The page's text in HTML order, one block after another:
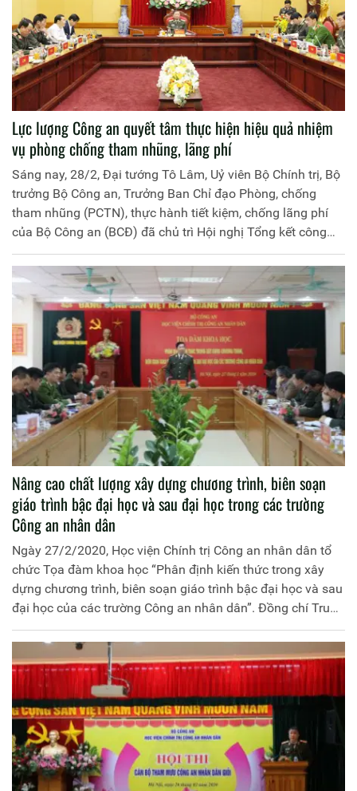
Lực lượng Công an quyết tâm thực hiện hiệu quả nhiệm
vụ phòng chống tham nhũng, lãng phí
Sáng nay, 28/2, Đại tướng Tô Lâm, Uỷ viên Bộ Chính trị, Bộ
trưởng Bộ Công an, Trưởng Ban Chỉ đạo Phòng, chống
tham nhũng (PCTN), thực hành tiết kiệm, chống lãng phí
của Bộ Công an (BCĐ) đã chủ trì Hội nghị Tổng kết công
tác PCTN, thực hành tiết kiệm, chống lãng phí của CAND
năm 2019; triển khai kế hoạch công tác năm 2020.
Nâng cao chất lượng xây dựng chương trình, biên soạn
giáo trình bậc đại học và sau đại học trong các trường
Công an nhân dân
Ngày 27/2/2020, Học viện Chính trị Công an nhân dân tổ
chức Tọa đàm khoa học “Phân định kiến thức trong xây
dựng chương trình, biên soạn giáo trình bậc đại học và sau
đại học của các trường Công an nhân dân”. Đồng chí Trung
tướng, PGS.TS Trần Vi Dân, Giám đốc Học viện Chính trị
Công an nhân dân chủ trì Tọa đàm